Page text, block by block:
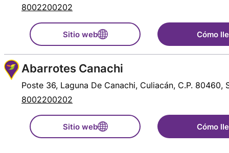
8002200202
Sitio web Cómo
Abarrotes Canachi
Poste 36, Laguna De Canachi, Culiacán, C.P. 80460,
8002200202
Sitio web Cómo